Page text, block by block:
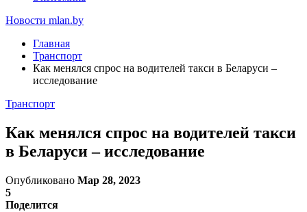
Новости mlan.by
Главная
Транспорт
Как менялся спрос на водителей такси в Беларуси –
исследование
Транспорт
Как менялся спрос на водителей такси
в Беларуси – исследование
Опубликовано Мар 28, 2023
5
Поделится